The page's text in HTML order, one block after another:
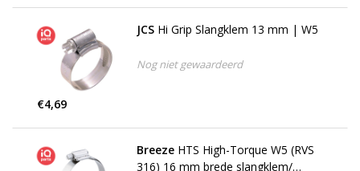
JCS Hi Grip Slangklem 13 mm | W5
Nog niet gewaardeerd
€4,69
Breeze HTS High-Torque W5 (RVS
316) 16 mm brede slangklem/